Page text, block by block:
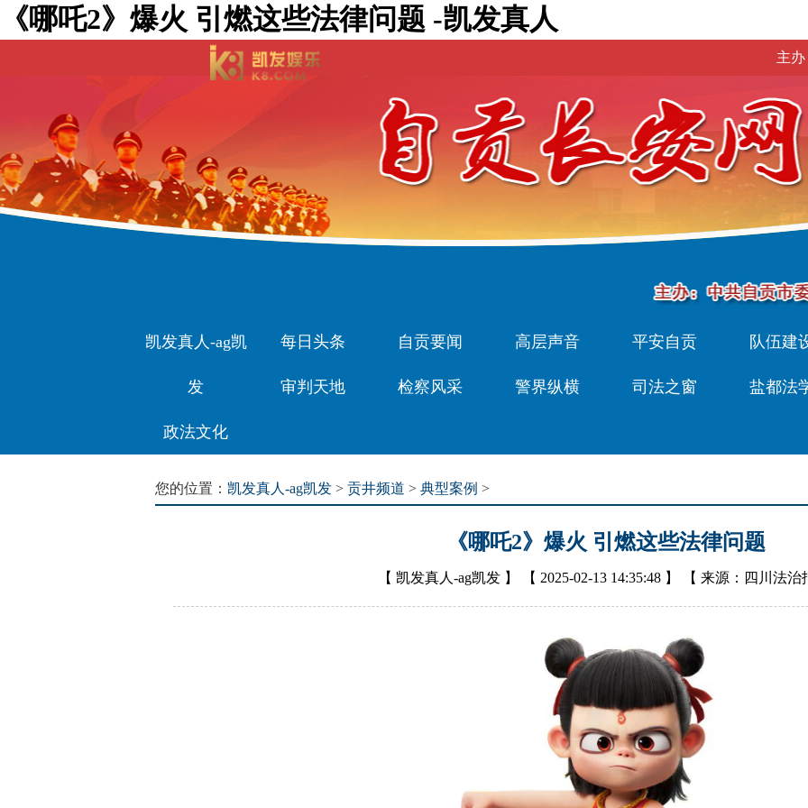
《哪吒2》爆火 引燃这些法律问题 -凯发真人
主
凯发真人-ag凯
发
每日头条 自贡要闻 高层声音 平安自贡 队伍建
审判天地 检察风采 警界纵横 司法之窗 盐都法
政法文化
您的位置： 凯发真人-ag凯发 > 贡井频道 > 典型案例 >
《哪吒2》爆火 引燃这些法律问题
【 凯发真人-ag凯发 】 【 2025-02-13 14:35:48 】 【 来源：四川法治